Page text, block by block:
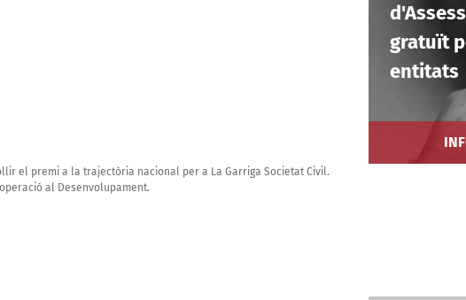
el premi a la trajectòria nacional per a La Garriga Societat Civil.
al Desenvolupament.
gratuït
entitats